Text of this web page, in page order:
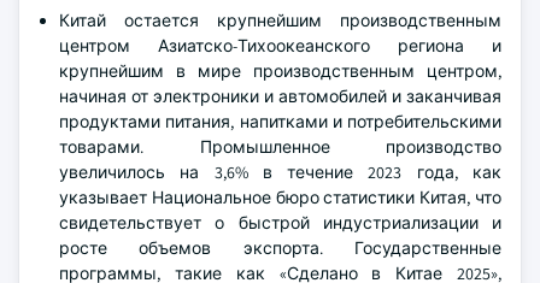
Китай остается крупнейшим производственным
центром Азиатско-Тихоокеанского региона и
крупнейшим в мире производственным центром,
начиная от электроники и автомобилей и заканчивая
продуктами питания, напитками и потребительскими
товарами. Промышленное производство
увеличилось на 3,6% в течение 2023 года, как
указывает Национальное бюро статистики Китая, что
свидетельствует о быстрой индустриализации и
росте объемов экспорта. Государственные
программы, такие как «Сделано в Китае 2025»,